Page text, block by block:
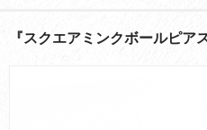
ホーム
『スクエアミンクボールピアス